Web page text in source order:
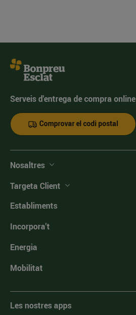
Serveis d'entrega de compra online
Comprovar el codi postal
Nosaltres
Targeta Client
Establiments
Incorpora't
Energia
Mobilitat
Les nostres apps